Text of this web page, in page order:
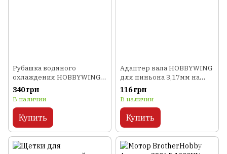
Рубашка водяного
охлаждения HOBBYWING
2848 для моторов 380-го
класса
340 грн
В наличии
Купить
Адаптер вала HOBBYWING
для пиньона 3,17мм на
5,0мм
116 грн
В наличии
Купить